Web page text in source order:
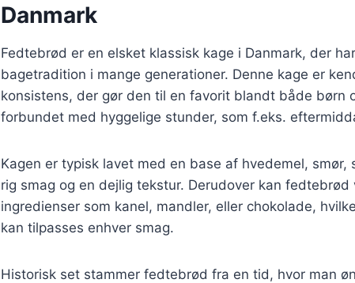
Danmark
Fedtebrød er en elsket klassisk kage i Danmark, der
bagetradition i mange generationer. Denne kage er
konsistens, der gør den til en favorit blandt både børn
forbundet med hyggelige stunder, som f.eks.
Kagen er typisk lavet med en base af hvedemel,
rig smag og en dejlig tekstur. Derudover kan fedtebrød
ingredienser som kanel, mandler, eller chokolade,
kan tilpasses enhver smag.
Historisk set stammer fedtebrød fra en tid, hvor man